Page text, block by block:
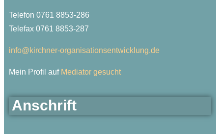
Telefon 0761 8853-286
Telefax 0761 8853-287
info@kirchner-organisationsentwicklung.de
Mein Profil auf Mediator gesucht
Anschrift